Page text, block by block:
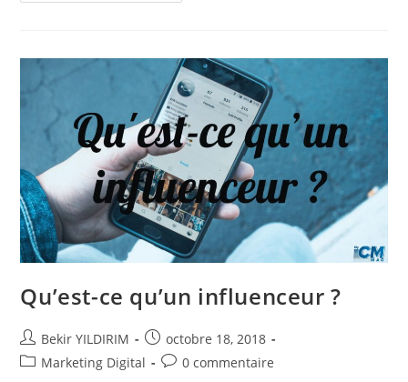
De
Marketing
D’influence
?
Qu’est-ce qu’un influenceur ?
Auteur/autrice
de
Bekir YILDIRIM
Publication
publiée :
octobre 18, 2018
PostMarketing Digital
Commentaires
0 commentaire